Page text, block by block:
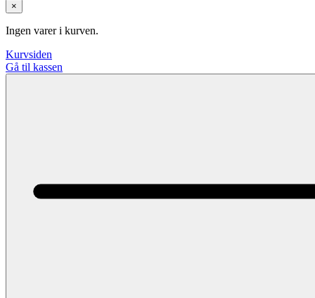
×
Ingen varer i kurven.
Kurvsiden
Gå til kassen